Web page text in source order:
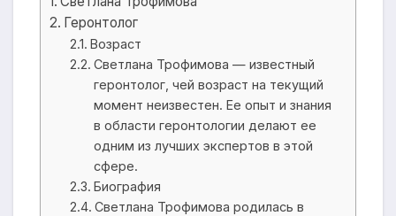
Геронтолог
Возраст
Светлана Трофимова — известный
геронтолог, чей возраст на текущий
момент неизвестен. Ее опыт и знания
в области геронтологии делают ее
одним из лучших экспертов в этой
сфере.
Биография
Светлана Трофимова родилась в